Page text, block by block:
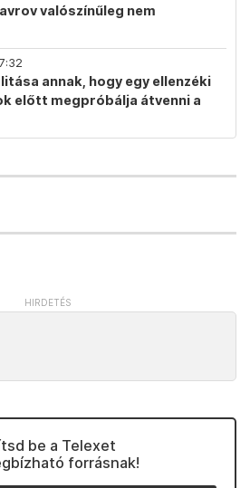
valószínűleg nem
annak, hogy egy ellenzéki
előtt megpróbálja átvenni a
be a Telexet
forrásnak!